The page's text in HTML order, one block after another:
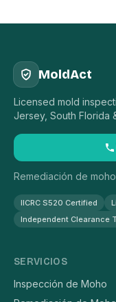
MoldAct
Licensed mold
Jersey, South Florida
Remediación de
IICRC S520 Certified
Independent Clearance
SERVICIOS
Inspección de Moho